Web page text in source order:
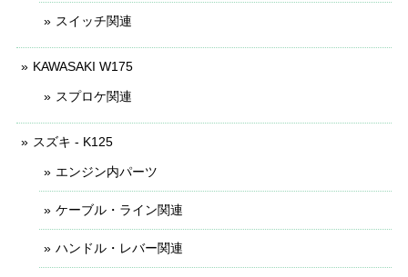
スイッチ関連
KAWASAKI W175
スプロケ関連
スズキ - K125
エンジン内パーツ
ケーブル・ライン関連
ハンドル・レバー関連